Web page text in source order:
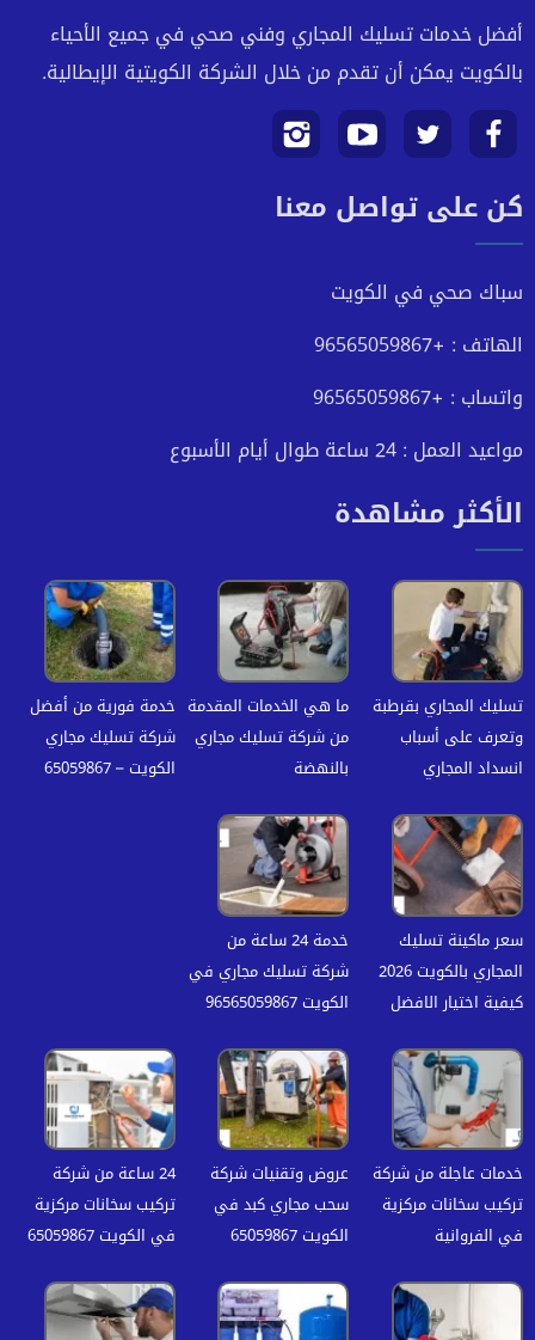
أفضل خدمات تسليك المجاري وفني صحي في جميع الأحياء
بالكويت يمكن أن تقدم من خلال الشركة الكويتية الإيطالية.
تابعنا
على
تابعنا
على
تابعنا
على
تابعنا
علىكن على تواصل معنا
سباك صحي في الكويت
الهاتف : +96565059867
واتساب : +96565059867
مواعيد العمل : 24 ساعة طوال أيام الأسبوع
الأكثر مشاهدة
تسليك المجاري بقرطبة
وتعرف على أسباب
انسداد المجاري
ما هي الخدمات المقدمة
من شركة تسليك مجاري
بالنهضة
خدمة فورية من أفضل
شركة تسليك مجاري
الكويت – 65059867
سعر ماكينة تسليك
المجاري بالكويت 2026
كيفية اختيار الافضل
خدمة 24 ساعة من
شركة تسليك مجاري في
الكويت 96565059867
خدمات عاجلة من شركة
تركيب سخانات مركزية
في الفروانية‏
عروض وتقنيات شركة
سحب مجاري كبد في
الكويت 65059867
24 ساعة من شركة
تركيب سخانات مركزية
في الكويت 65059867